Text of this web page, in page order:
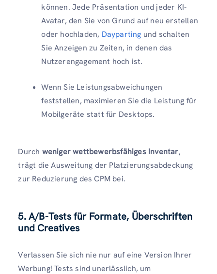
können. Jede Präsentation und jeder KI-
Avatar, den Sie von Grund auf neu erstellen
oder hochladen, Dayparting und schalten
Sie Anzeigen zu Zeiten, in denen das
Nutzerengagement hoch ist.
Wenn Sie Leistungsabweichungen
feststellen, maximieren Sie die Leistung für
Mobilgeräte statt für Desktops.
Durch weniger wettbewerbsfähiges Inventar,
trägt die Ausweitung der Platzierungsabdeckung
zur Reduzierung des CPM bei.
5. A/B-Tests für Formate, Überschriften
und Creatives
Verlassen Sie sich nie nur auf eine Version Ihrer
Werbung! Tests sind unerlässlich, um